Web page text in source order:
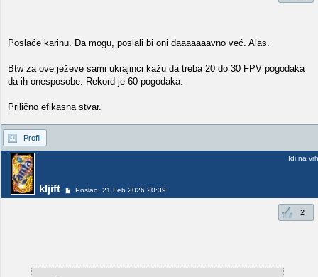
Poslaće karinu. Da mogu, poslali bi oni daaaaaaavno već. Alas.
Btw za ove ježeve sami ukrajinci kažu da treba 20 do 30 FPV pogodaka
da ih onesposobe. Rekord je 60 pogodaka.
Prilično efikasna stvar.
Profil
kljift Poslao: 21 Feb 2026 20:39
Idi na vrh
2